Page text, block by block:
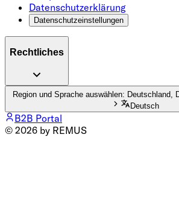
Datenschutzerklärung
Datenschutzeinstellungen
Rechtliches
Region und Sprache auswählen: Deutschland,
Deutsch
B2B Portal
© 2026 by REMUS